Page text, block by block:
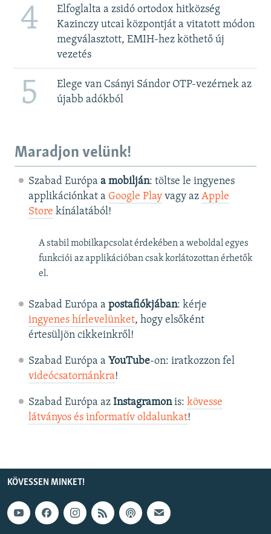
4
Elfoglalta a zsidó ortodox hitközség
Kazinczy utcai központját a vitatott módon
megválasztott, EMIH-hez köthető új
vezetés
5
Elege van Csányi Sándor OTP-vezérnek az
újabb adókból
Maradjon velünk!
Szabad Európa a mobilján: töltse le ingyenes
applikációnkat a Google Playvagy az Apple
Store kínálatából!
A stabil mobilkapcsolat érdekében a weboldal egyes
funkciói az applikációban csak korlátozottan érhetők
el.
Szabad Európa a postafiókjában: kérje
ingyenes hírlevelünket, hogy elsőként
értesüljön cikkeinkről!
Szabad Európa a YouTube-on: iratkozzon fel
videócsatornánkra!
Szabad Európa az Instagramonis: kövesse
látványos és informatív oldalunkat! ​
KÖVESSEN MINKET!